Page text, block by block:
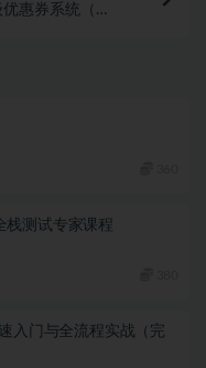
惠券系统（完
栈测试专家课程
入门与全流程实战（完